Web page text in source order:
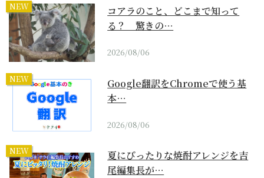
NEW
コアラのこと、どこまで知って
る？ 驚きの…
2026/08/06
NEW
Google翻訳をChromeで使う基
本…
2026/08/06
NEW
夏にぴったりな焼酎アレンジを吉
尾編集長が…